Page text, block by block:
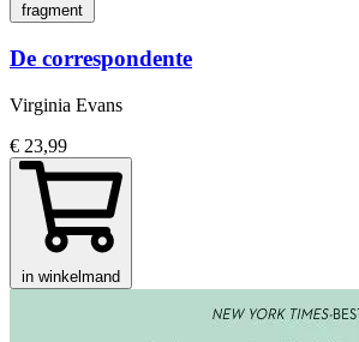
fragment
De correspondente
Virginia Evans
€ 23,99
in winkelmand